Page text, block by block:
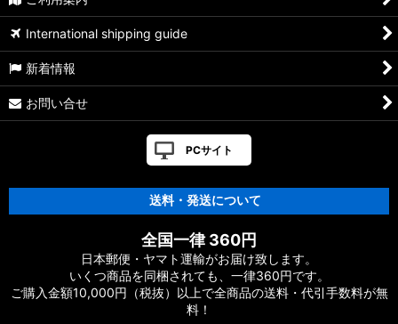
ーツ
17ヴァンキッシュFW用
FW［VANQUISH］対応 カスタムパーツ
【シマノ】12-13ヴァンキッシュ&リミテッド［VANQUISH］
対応 カスタムパーツ
【シマノ】19ストラディック［STRADIC］対応 カスタムパー
ツ
International shipping guide
新着情報
お問い合せ
PCサイト
送料・発送について
全国一律 360円
日本郵便・ヤマト運輸がお届け致します。
いくつ商品を同梱されても、一律360円です。
ご購入金額10,000円（税抜）以上で全商品の送料・代引手数料が無
料！